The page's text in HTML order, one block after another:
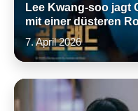
Lee Kwang-soo jagt
mit einer düsteren
7. April 2026